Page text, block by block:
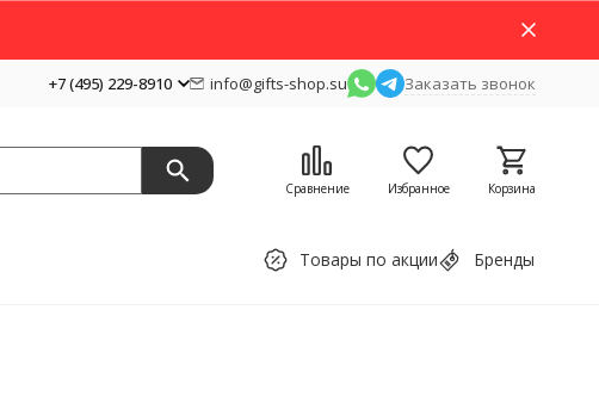
+7 (495) 229-8910 info@gifts-shop.su Заказать звонок
Сравнение Избранное Корзина
Товары по акции Бренды